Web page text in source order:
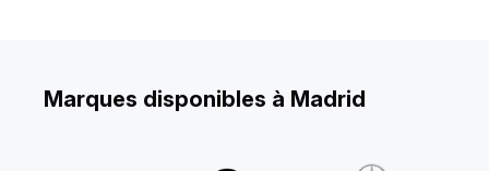
Marques disponibles à Madrid